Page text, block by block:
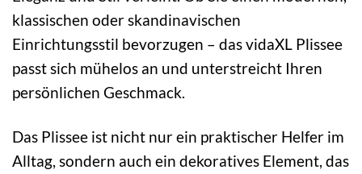
klassischen oder skandinavischen
Einrichtungsstil bevorzugen – das vidaXL Plissee
passt sich mühelos an und unterstreicht Ihren
persönlichen Geschmack.
Das Plissee ist nicht nur ein praktischer Helfer im
Alltag, sondern auch ein dekoratives Element, das